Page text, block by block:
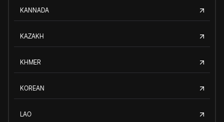
KANNADA
KAZAKH
KHMER
KOREAN
LAO